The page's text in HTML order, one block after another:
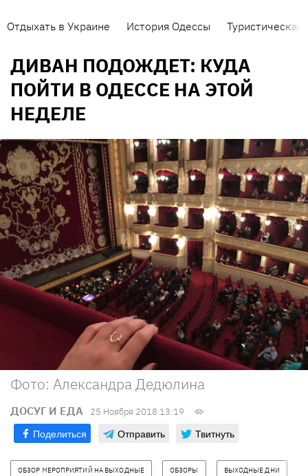
Отдыхать в Украине История Одессы Туристическая
ДИВАН ПОДОЖДЕТ: КУДА
ПОЙТИ В ОДЕССЕ НА ЭТОЙ
НЕДЕЛЕ
Фото: Александра Дедюлина
ДОСУГ И ЕДА 25 Ноября 2018 13:19
Поделиться Отправить Твитнуть
ОБЗОР МЕРОПРИЯТИЙ НА ВЫХОДНЫЕ ОБЗОРЫ ВЫХОДНЫЕ ДНИ